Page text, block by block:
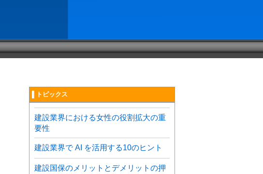
▌トピックス
建設業界における女性の役割拡大の重
要性
建設業界で AI を活用する10のヒント
建設国保のメリットとデメリットの押